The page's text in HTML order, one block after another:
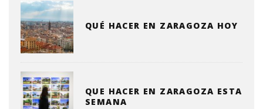
QUÉ HACER EN ZARAGOZA HOY
QUE HACER EN ZARAGOZA ESTA
SEMANA